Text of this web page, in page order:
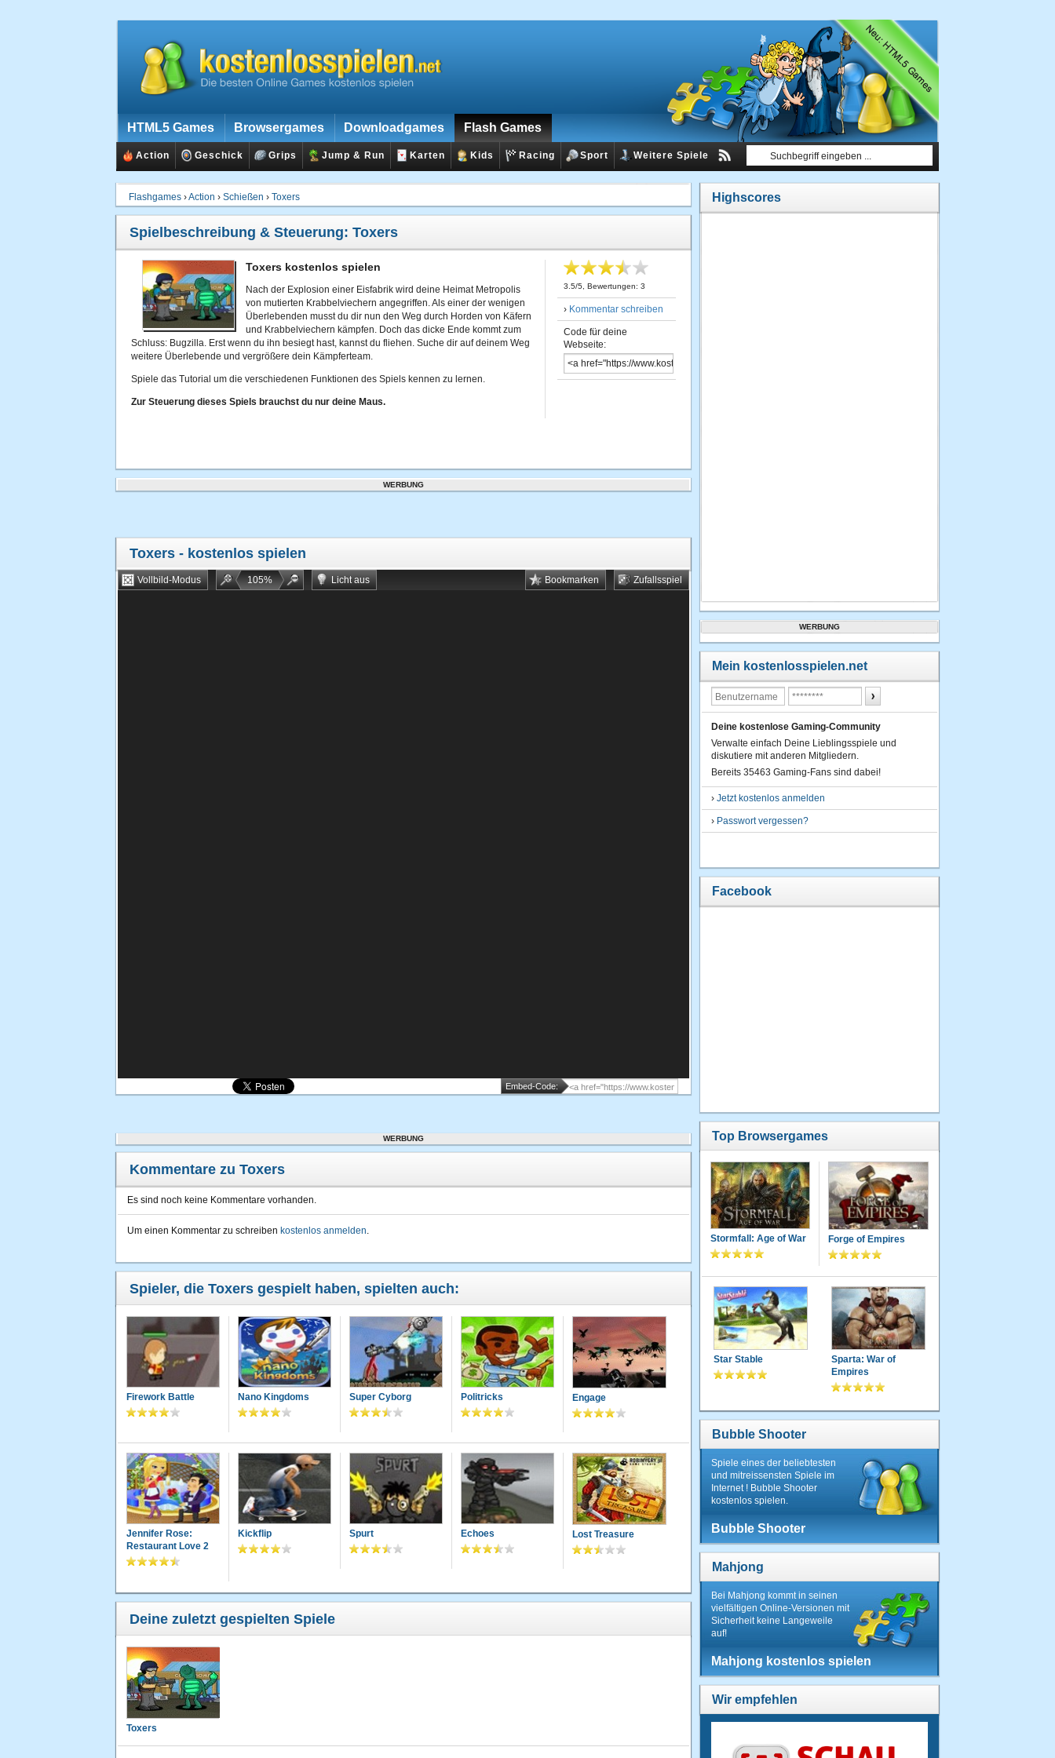
HTML5 Games Browsergames Downloadgames Flash Games
Action Geschick Grips Jump & Run Karten Kids Racing Sport Weitere Spiele
Flashgames ›Action › Schießen › Toxers
Spielbeschreibung & Steuerung: Toxers
Toxers kostenlos spielen
Nach der Explosion einer Eisfabrik wird deine Heimat Metropolis
von mutierten Krabbelviechern angegriffen. Als einer der wenigen
Überlebenden musst du dir nun den Weg durch Horden von Käfern
und Krabbelviechern kämpfen. Doch das dicke Ende kommt zum
Schluss: Bugzilla. Erst wenn du ihn besiegt hast, kannst du fliehen. Suche dir auf deinem Weg
weitere Überlebende und vergrößere dein Kämpferteam.
Spiele das Tutorial um die verschiedenen Funktionen des Spiels kennen zu lernen.
Zur Steuerung dieses Spiels brauchst du nur deine Maus.
3.5/5 , Bewertungen: 3
› Kommentar schreiben
Code für deine
Webseite:
WERBUNG
Toxers - kostenlos spielen
Vollbild-Modus 105% Licht aus Zufallsspiel
Bookmarken
Embed-Code:
WERBUNG
Kommentare zu Toxers
Es sind noch keine Kommentare vorhanden.
Um einen Kommentar zu schreiben kostenlos anmelden.
Spieler, die Toxers gespielt haben, spielten auch:
Firework Battle Nano Kingdoms Super Cyborg Politricks Engage
Jennifer Rose:
Restaurant Love 2
Kickflip Spurt Echoes Lost Treasure
Deine zuletzt gespielten Spiele
Toxers
Highscores
WERBUNG
Mein kostenlosspielen.net
Deine kostenlose Gaming-Community
Verwalte einfach Deine Lieblingsspiele und
diskutiere mit anderen Mitgliedern.
Bereits 35463 Gaming-Fans sind dabei!
› Jetzt kostenlos anmelden
› Passwort vergessen?
Facebook
Top Browsergames
Stormfall: Age of War Forge of Empires
Star Stable
Sparta: War of
Empires
Bubble Shooter
Spiele eines der beliebtesten
und mitreissensten Spiele im
Internet ! Bubble Shooter
kostenlos spielen.
Bubble Shooter
Mahjong
Bei Mahjong kommt in seinen
vielfältigen Online-Versionen mit
Sicherheit keine Langeweile
auf!
Mahjong kostenlos spielen
Wir empfehlen